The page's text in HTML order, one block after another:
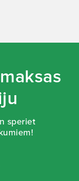
speriet